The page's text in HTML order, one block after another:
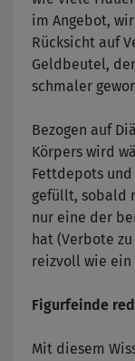
im Angebot,
Rücksicht auf
Geldbeutel,
schmaler
Bezogen auf
Körpers wird
Fettdepots
gefüllt, sobald
nur eine der
hat (Verbote
reizvoll wie ein
Figurfeinde
Mit diesem